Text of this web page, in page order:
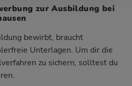
zur Ausbildung bei
bewirbt, braucht
Unterlagen. Um dir die
zu sichern, solltest du